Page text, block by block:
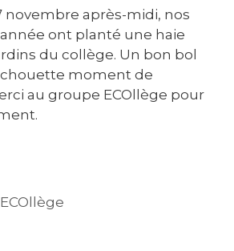
novembre après-midi, nos
ont planté une haie
du collège. Un bon bol
chouette moment de
au groupe ECOllège pour
ECOllège